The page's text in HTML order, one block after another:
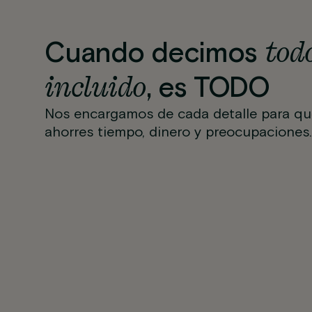
Cuando decimos
incluido, es TODO
Nos encargamos de cada detalle para
ahorres tiempo, dinero y preocupaciones.